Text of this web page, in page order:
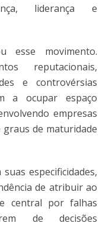
liderança e
esse movimento.
reputacionais,
e controvérsias
a ocupar espaço
empresas
de maturidade
especificidades,
de atribuir ao
central por falhas
de decisões